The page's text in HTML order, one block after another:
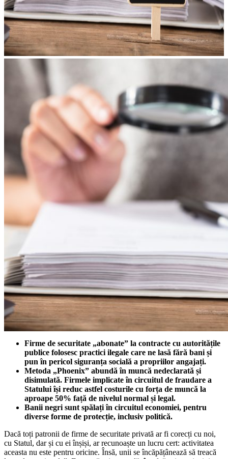
Firme de securitate „abonate” la contracte cu autoritățile
publice folosesc practici ilegale care ne lasă fără bani și
pun în pericol siguranța socială a propriilor angajați.
Metoda „Phoenix” abundă în muncă nedeclarată și
disimulată. Firmele implicate în circuitul de fraudare a
Statului își reduc astfel costurile cu forța de muncă la
aproape 50% față de nivelul normal și legal.
Banii negri sunt spălați în circuitul economiei, pentru
diverse forme de protecție, inclusiv politică.
Dacă toți patronii de firme de securitate privată ar fi corecți cu noi,
cu Statul, dar și cu ei înșiși, ar recunoaște un lucru cert: activitatea
aceasta nu este pentru oricine. Însă, unii se încăpățânează să treacă